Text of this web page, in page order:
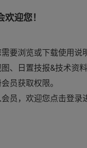
迎您！
要浏览或下载使用说
、日置技报&技术资
员获取权限。
员，欢迎您点击登录